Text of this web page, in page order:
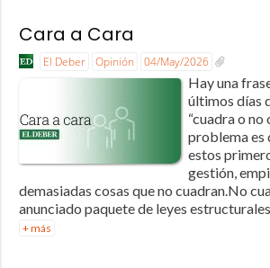
Cara a Cara
El Deber Opinión 04/May/2026
Hay una
últimos días
“cuadra o no
problema es
estos
gestión,
demasiadas cosas que no cuadran.No
anunciado paquete de leyes
+ más